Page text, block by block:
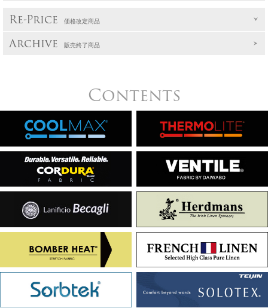
Re-Price 価格改定商品
Archive 販売終了商品
Contents